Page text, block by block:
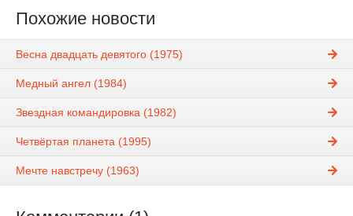
Похожие новости
Весна двадцать девятого (1975)
Медный ангел (1984)
Звездная командировка (1982)
Четвёртая планета (1995)
Мечте навстречу (1963)